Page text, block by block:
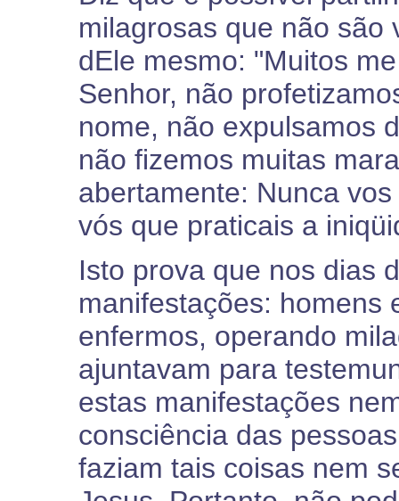
milagrosas que não são
dEle mesmo: "Muitos
Senhor, não
nome, não expulsamos
não fizemos muitas
abertamente: Nunca
vós que praticais a
Isto prova que nos dias
manifestações: homens
enfermos, operando
ajuntavam para
estas manifestações
consciência das
faziam tais coisas nem